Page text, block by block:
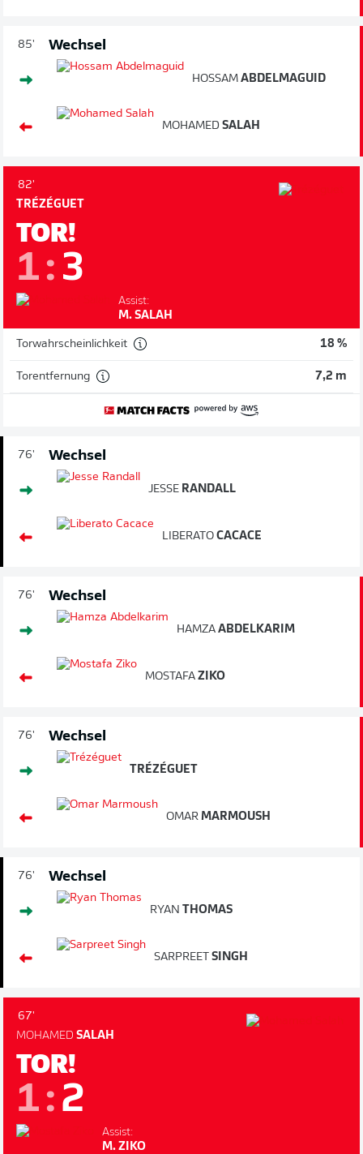
85' Wechsel
HOSSAM ABDELMAGUID
MOHAMED SALAH
82'
TRÉZÉGUET
TOR!
1: 3
Assist:
M. SALAH
Torwahrscheinlichkeit 18 %
Torentfernung 7,2 m
76' Wechsel
JESSE RANDALL
LIBERATO CACACE
76' Wechsel
HAMZA ABDELKARIM
MOSTAFA ZIKO
76' Wechsel
TRÉZÉGUET
OMAR MARMOUSH
76' Wechsel
RYAN THOMAS
SARPREET SINGH
67'
MOHAMED SALAH
TOR!
1: 2
Assist:
M. ZIKO